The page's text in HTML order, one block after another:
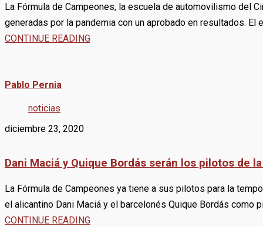
La Fórmula de Campeones, la escuela de automovilismo del
generadas por la pandemia con un aprobado en resultados.
CONTINUE READING
Pablo Pernia
noticias
diciembre 23, 2020
Dani Maciá y Quique Bordás serán los pilotos de
La Fórmula de Campeones ya tiene a sus pilotos para la
el alicantino Dani Maciá y el barcelonés Quique Bordás
CONTINUE READING